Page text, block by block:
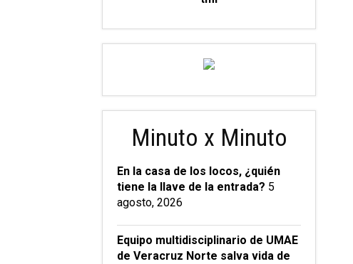
Minuto x Minuto
En la casa de los locos, ¿quién
tiene la llave de la entrada? 5
agosto, 2026
Equipo multidisciplinario de UMAE
de Veracruz Norte salva vida de